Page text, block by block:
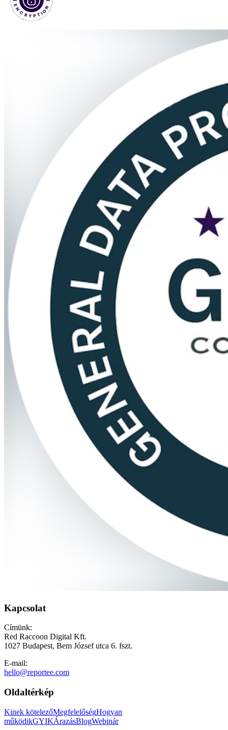
Kapcsolat
Címünk:
Red Raccoon Digital Kft.
1027 Budapest, Bem József utca 6. fszt.
E-mail:
hello@reportee.com
Oldaltérkép
Kinek kötelezőMegfelelőségHogyan
működikGYIKÁrazásBlogWebinár